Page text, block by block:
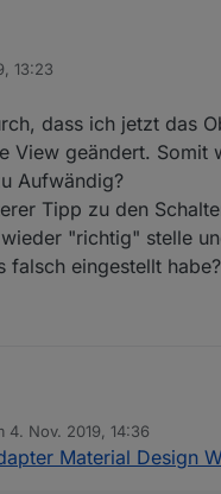
13:23
dass ich jetzt das
View geändert.
Aufwändig?
Tipp zu den
"richtig" stelle
falsch eingestellt habe?
die View geändert. Somit
Aufwändig?
4. Nov. 2019, 14:36
von
Material Design